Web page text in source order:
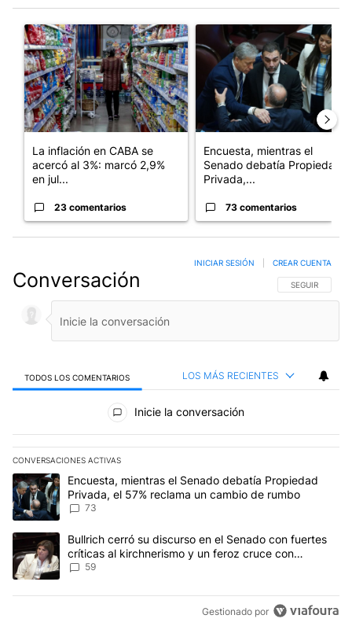
Un artículo de tendencia con el título "La inflación en CABA se
La inflación en CABA se
acercó al 3%: marcó 2,9%
en jul...
23 comentarios
Un artículo de tendencia
Encuesta, mientras el
Senado debatía Propiedad
Privada,...
73 comentarios
Conversación SIGA ESTA
SEGUIR
INICIAR SESIÓN CREAR CUENTA
TODOS LOS COMENTARIOS LOS MÁS RECIENTES
Todos los comentarios
Inicie la conversación
CONVERSACIONES ACTIVAS
Este listado muestra los artículos con más comentarios en los
Un artículo de tendencia con el título "Encuesta, mientras el
Encuesta, mientras el Senado debatía Propiedad
Privada, el 57% reclama un cambio de rumbo
73
Un artículo de tendencia con el título "Bullrich cerró su discurso
Bullrich cerró su discurso en el Senado con fuertes
críticas al kirchnerismo y un feroz cruce con
Capitanich al que le gritó “¡cállate!”
59
Gestionado por